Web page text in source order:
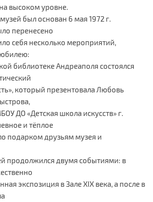
высоком уровне.
был основан 6 мая 1972 г.
перенесено
себя несколько мероприятий,
библиотеке Андреаполя состоялся
который презентовала Любовь
ДО «Детская школа искусств» г.
и тёплое
подарком друзьям музея и
продолжился двумя событиями: в
экспозиция в Зале XIX века, а после в